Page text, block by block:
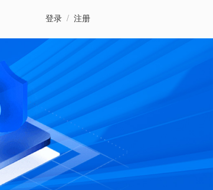
登录 / 注册